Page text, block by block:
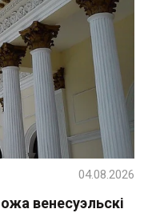
венесуэльскі
04.08.2026